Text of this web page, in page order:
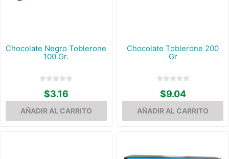
Chocolate Negro Toblerone
100 Gr.
$3.16
Chocolate Toblerone 200
Gr
$9.04